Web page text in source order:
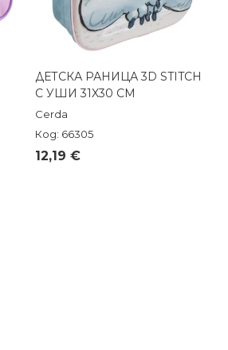
Бърз преглед
ДЕТСКА РАНИЦА 3D STITCH
С УШИ 31X30 СМ
Cerda
Код: 66305
12,19 €